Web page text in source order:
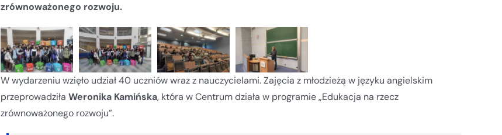
zrównoważonego rozwoju.
W wydarzeniu wzięło udział 40 uczniów wraz z nauczycielami. Zajęcia z młodzieżą w języku angielskim
przeprowadziła Weronika Kamińska, która w Centrum działa w programie „Edukacja na rzecz
zrównoważonego rozwoju”.